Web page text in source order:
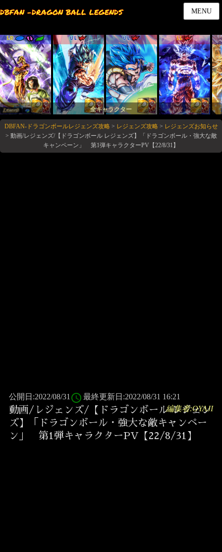
DBFAN -DRAGON BALL LEGENDS MENU
LR UL UL LL
全キャラクター
DBFAN-ドラゴンボールレジェンズ攻略> レジェンズ攻略> レジェンズお知らせ
> 動画/レジェンズ/【ドラゴンボール レジェンズ】「ドラゴンボール・強大な敵
キャンペーン」 第1弾キャラクターPV【22/8/31】
公開日:2022/08/31 access_time 最終更新日:2022/08/31 16:21
動画/レジェンズ/【ドラゴンボール レジェン
ズ】「ドラゴンボール・強大な敵キャンペー
ン」 第1弾キャラクターPV【22/8/31】
編集者:OYAJI